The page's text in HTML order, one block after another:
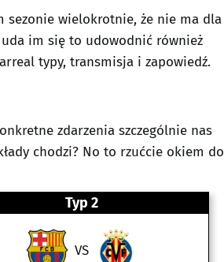
sezonie wielokrotnie, że nie ma dla
uda im się to udowodnić również
typy, transmisja i zapowiedź.
zdarzenia szczególnie nas
chodzi? No to rzućcie okiem do
Typ 2
VS